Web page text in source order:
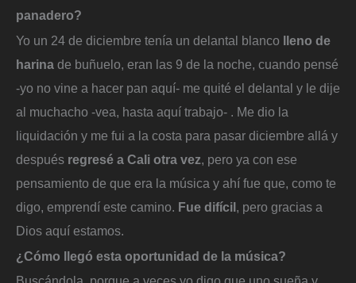
panadero?
Yo un 24 de diciembre tenía un delantal blanco lleno de
harina de buñuelo, eran las 9 de la noche, cuando pensé
-yo no vine a hacer pan aquí- me quité el delantal y le dije
al muchacho -vea, hasta aquí trabajo- . Me dio la
liquidación y me fui a la costa para pasar diciembre allá y
después regresé a Cali otra vez, pero ya con ese
pensamiento de que era la música y ahí fue que, como te
digo, emprendí este camino. Fue difícil, pero gracias a
Dios aquí estamos.
¿Cómo llegó esta oportunidad de la música?